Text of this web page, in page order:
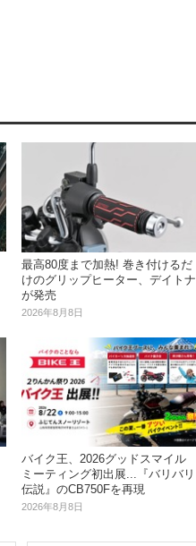
最高80度まで加熱! 巻き付けるだ
けのグリップヒーター、デイトナ
が発売
2026年8月8日
バイク王、2026グッドスマイル
ミーティング初出展...『バリバリ
伝説』のCB750Fを再現
2026年8月8日